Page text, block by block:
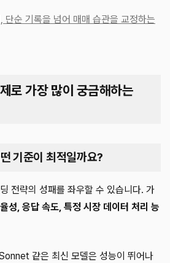
단순 기록을 넘어 매매 습관을 교정하는
로 가장 많이 궁금해하는
기준이 최적일까요?
전략의 성패를 좌우할 수 있습니다. 가
성, 응답 속도, 특정 시장 데이터 처리 능
같은 최신 모델은 성능이 뛰어나